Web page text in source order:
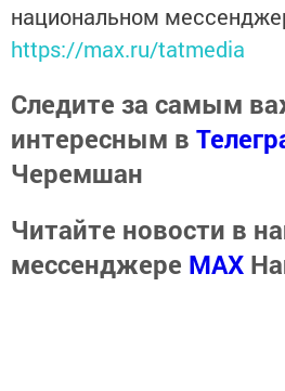
национальном
https://max.ru/tatmedia
Следите за самым
интересным в
Черемшан
Читайте новости в
мессенджере MАХ